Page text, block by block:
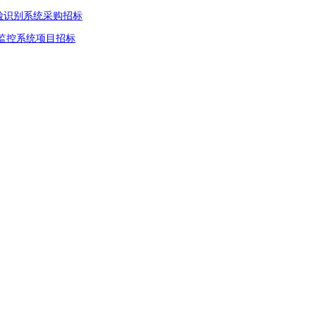
别系统采购招标
控系统项目招标